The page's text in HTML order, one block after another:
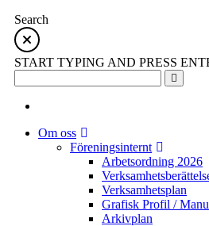
Search
START TYPING AND PRESS
Om oss
Föreningsinternt
Arbetsordning 2026
Verksamhetsplan
Grafisk Profil /
Arkivplan